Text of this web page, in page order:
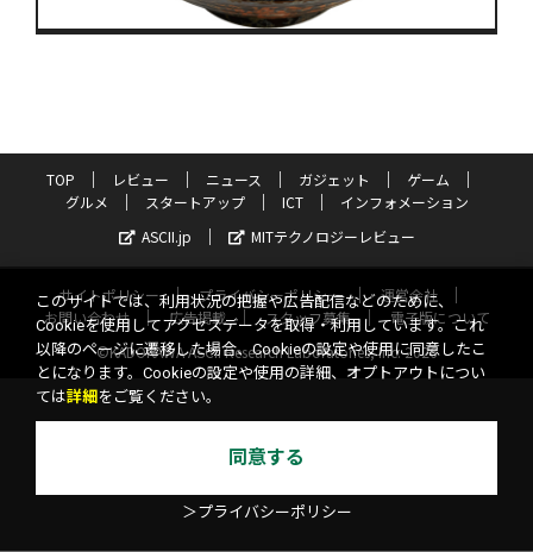
TOP レビュー ニュース ガジェット
ゲーム
グルメ
スタートアップ ICT
インフォメーション
ASCII.jp
MITテクノロジーレビュー
サイトポリシー プライバシーポリシー
運営会社
お問い合わせ
広告掲載 スタッフ募集
電子版について
©KADOKAWA ASCII Research Laboratories, Inc. 2026
このサイトでは、利用状況の把握や広告配信などのために、
Cookieを使用してアクセスデータを取得・利用しています。これ
以降のページに遷移した場合、Cookieの設定や使用に同意したこ
とになります。Cookieの設定や使用の詳細、オプトアウトについ
ては詳細 をご覧ください。
同意する
＞プライバシーポリシー